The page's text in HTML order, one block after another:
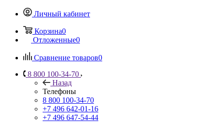
Личный кабинет
Корзина0
Отложенные0
Сравнение товаров0
8 800 100-34-70
Назад
Телефоны
8 800 100-34-70
+7 496 642-01-16
+7 496 647-54-44